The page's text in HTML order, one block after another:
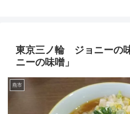
東京三ノ輪 ジョニーの
ニーの味噌」
燕市